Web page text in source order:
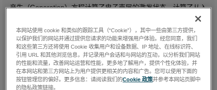
产生（Generation）方程计算了电子壳层的激发状态，计算了从入
射电子E0直到达到壳层临界激发能量EC所有电子能量的积分，考
虑了能量依赖的截面Q(E)和电子进入样品深度的能量损失。它是一
个完整的深度分布，考虑到X-射线的吸收随深度的不同而不同，还
考虑了背散射的损耗R。该方程计算了电子产生的总的X-射线量，
吸收在ZAF模型中被分离为一个另外的方程。考虑到吸收路径和质
量吸收系数(MACs)，产生的X-射线在进入样品的深度上的形成了
一个“按深度分布”(µ/ρ)的积分。总的吸收随后归一到没有吸收效应
的相同积分中。相对吸收，即总的产生的X-射线的比例，用这种方
本网站使用 cookie 和类似的跟踪工具（“Cookie”），其中一些由第三方提供，
以保护我们的网站并通过提供您请求的功能来增强用户体验。经您同意，我们
和这些第三方还将使用 Cookie 收集用户和设备数据、IP 地址、在线标识符、
引用 URL 和其他浏览信息，并记录用户会话和与网站的互动，以分析我们网站
的性能和流量，改善网站运营和性能，更多地了解用户，提供个性化体验，并
在本网站和第三方网站上为用户提供更相关的内容和广告。您可以使用下面的
按钮管理您的偏好。更多信息：请阅读我们的Cookie 政策并参考本网站页脚中
的隐私政策链接。